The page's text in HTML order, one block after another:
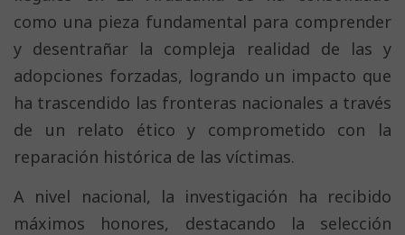
como una pieza fundamental para comprender
y desentrañar la compleja realidad de las y
adopciones forzadas, logrando un impacto que
ha trascendido las fronteras nacionales a través
de un relato ético y comprometido con la
reparación histórica de las víctimas.
A nivel nacional, la investigación ha recibido
máximos honores, destacando la selección